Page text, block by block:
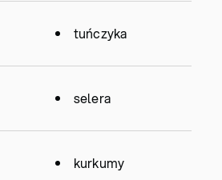
tuńczyka
selera
kurkumy